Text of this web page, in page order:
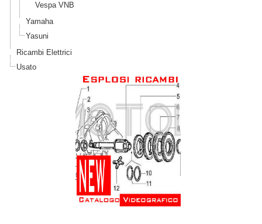
Vespa VNB
Yamaha
Yasuni
Ricambi Elettrici
Usato